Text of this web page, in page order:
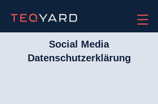
Social Media
Datenschutzerklärung